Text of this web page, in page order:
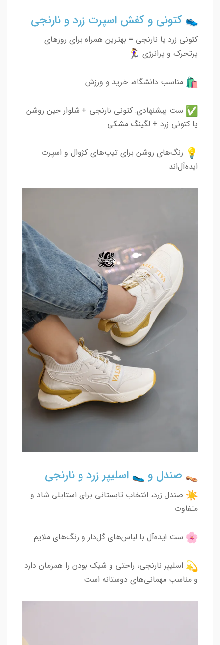
کتونی و کفش اسپرت زرد و نارنجی
کتونی زرد یا نارنجی = بهترین همراه برای روزهای
پرتحرک و پرانرژی
مناسب دانشگاه، خرید و ورزش
ست پیشنهادی: کتونی نارنجی + شلوار جین روشن
یا کتونی زرد + لگینگ مشکی
رنگ‌های روشن برای تیپ‌های کژوال و اسپرت
ایده‌آل‌اند
صندل و اسلیپر زرد و نارنجی
صندل زرد، انتخاب تابستانی برای استایلی شاد و
متفاوت
ست ایده‌آل با لباس‌های گل‌دار و رنگ‌های ملایم
اسلیپر نارنجی، راحتی و شیک بودن را همزمان دارد
و مناسب مهمانی‌های دوستانه است